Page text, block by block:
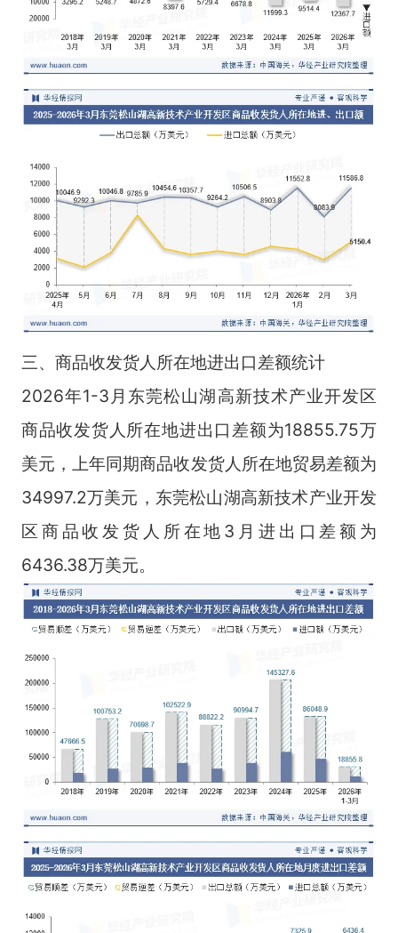
三、商品收发货人所在地进出口差额统计
2026年1-3月东莞松山湖高新技术产业开发区
商品收发货人所在地进出口差额为18855.75万
美元，上年同期商品收发货人所在地贸易差额为
34997.2万美元，东莞松山湖高新技术产业开发
区商品收发货人所在地3月进出口差额为
6436.38万美元。